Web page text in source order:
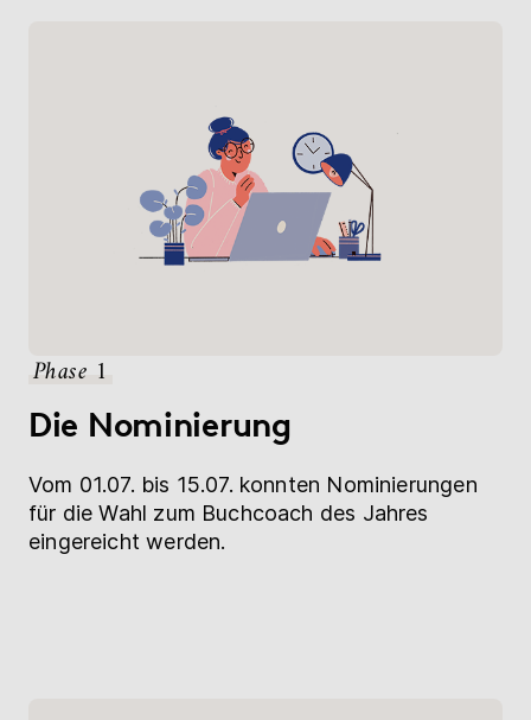
Phase 1
Die Nominierung
Vom 01.07. bis 15.07. konnten Nominierungen
für die Wahl zum Buchcoach des Jahres
eingereicht werden.